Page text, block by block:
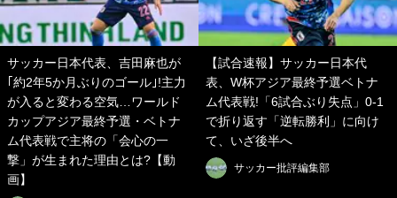
サッカー日本代表、吉田麻也が
｢約2年5か月ぶりのゴール｣!主力
が入ると変わる空気…ワールド
カップアジア最終予選・ベトナ
ム代表戦で主将の「会心の一
撃」が生まれた理由とは?【動
画】
【試合速報】サッカー日本代
表、W杯アジア最終予選ベトナ
ム代表戦!「6試合ぶり失点」0-1
で折り返す「逆転勝利」に向け
て、いざ後半へ
サッカー批評編集部